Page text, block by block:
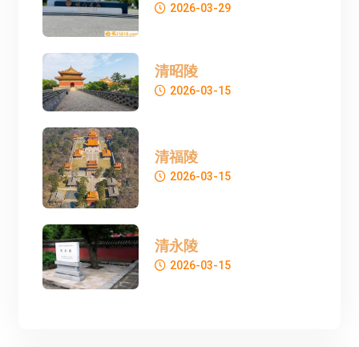
2026-03-29
清昭陵
2026-03-15
清福陵
2026-03-15
清永陵
2026-03-15